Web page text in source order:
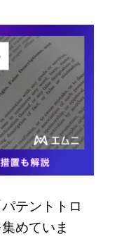
テントトロ
めていま